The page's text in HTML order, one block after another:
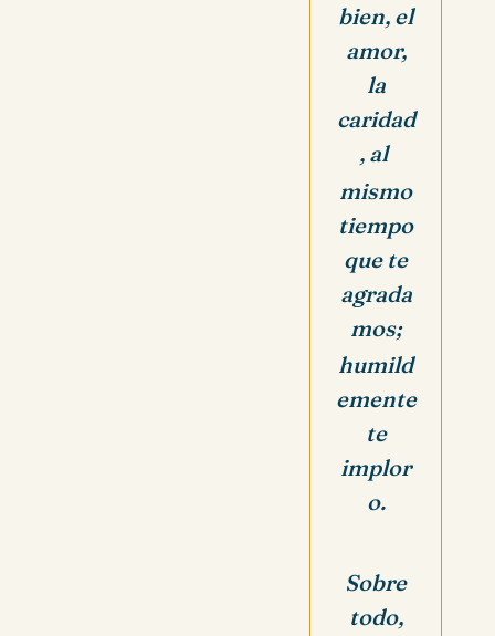
bien, el
amor,
la
caridad
, al
mismo
tiempo
que te
agrada
mos;
humild
emente
te
implor
o.
Sobre
todo,